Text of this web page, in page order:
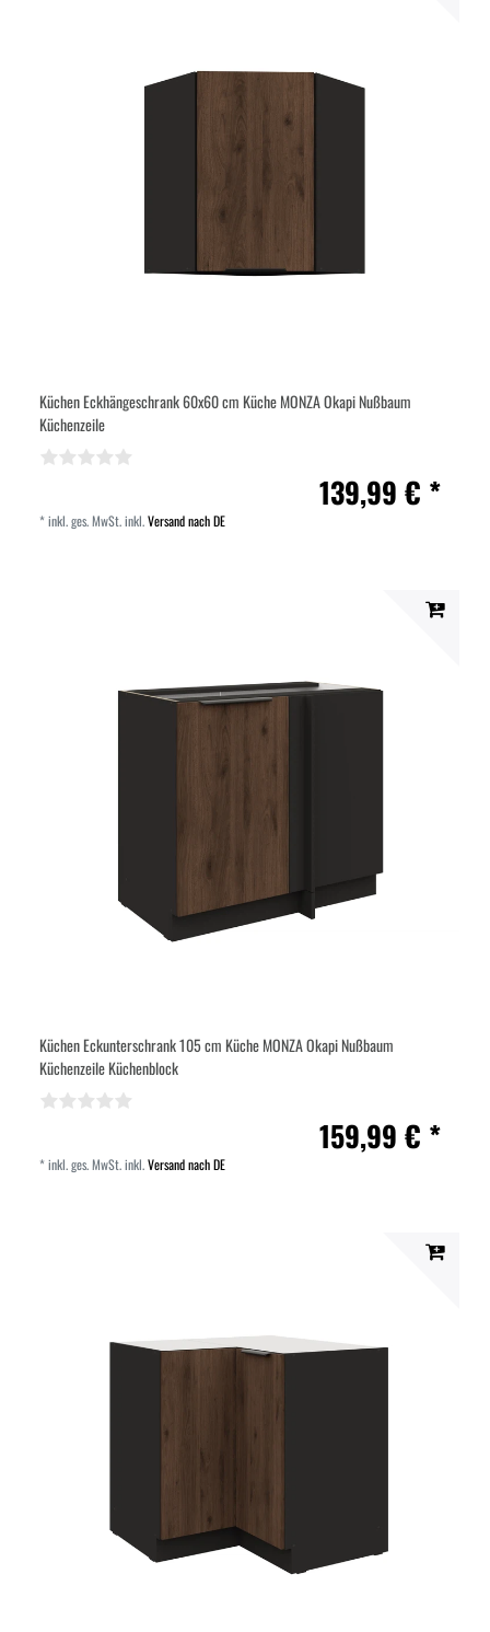
Küchen Eckhängeschrank 60x60 cm Küche MONZA Okapi Nußbaum
Küchenzeile
139,99 € *
*inkl. ges. MwSt.inkl.Versand nach DE
Küchen Eckunterschrank 105 cm Küche MONZA Okapi Nußbaum
Küchenzeile Küchenblock
159,99 € *
*inkl. ges. MwSt.inkl.Versand nach DE